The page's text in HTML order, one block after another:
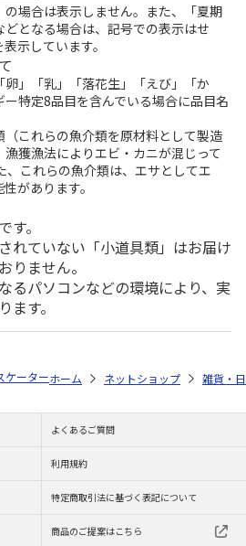
場合は表示しません。また、「夏期
となる場合は、記号での表示はせ
示しています。
」「乳」「落花生」「えび」「か
特定8品目を含んでいる場合に品目名
これらの魚介類を原材料として製造
獲漁法によりエビ・カニが混じって
、これらの魚介類は、エサとしてエ
があります。
。
れていない「小道具類」はお届け
りません。
るパソコンなどの環境により、実
ます。
ケーター がま口ポーチ 2.5寸 鴻月 ばら水色
ホーム ネットショップ 雑貨・
よくあるご質問
利用規約
特定商取引法に基づく表記について
商品のご提案はこちら